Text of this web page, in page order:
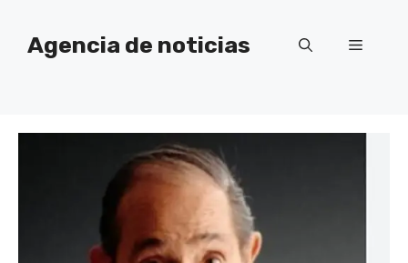
contenido
Agencia de noticias Menú